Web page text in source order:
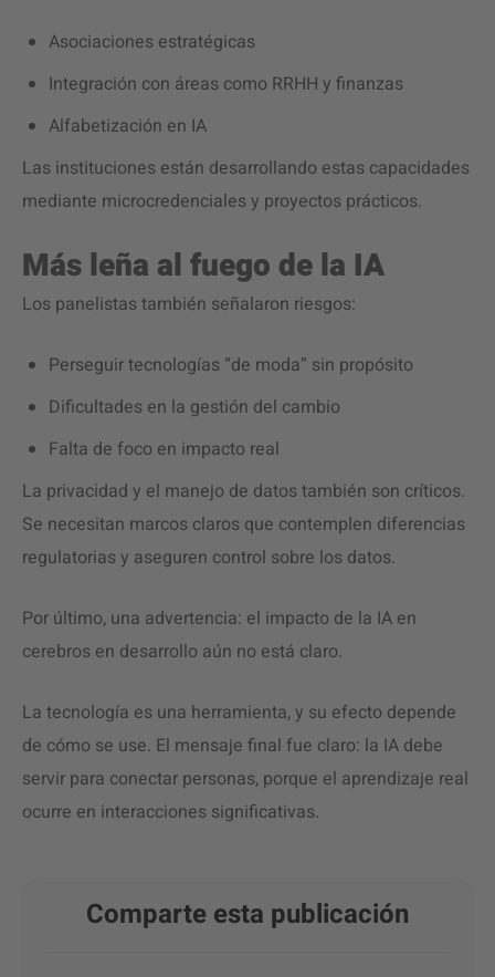
Asociaciones estratégicas
Integración con áreas como RRHH y finanzas
Alfabetización en IA
Las instituciones están desarrollando estas capacidades
mediante microcredenciales y proyectos prácticos.
Más leña al fuego de la IA
Los panelistas también señalaron riesgos:
Perseguir tecnologías “de moda” sin propósito
Dificultades en la gestión del cambio
Falta de foco en impacto real
La privacidad y el manejo de datos también son críticos.
Se necesitan marcos claros que contemplen diferencias
regulatorias y aseguren control sobre los datos.
Por último, una advertencia: el impacto de la IA en
cerebros en desarrollo aún no está claro.
La tecnología es una herramienta, y su efecto depende
de cómo se use. El mensaje final fue claro: la IA debe
servir para conectar personas, porque el aprendizaje real
ocurre en interacciones significativas.
Comparte esta publicación